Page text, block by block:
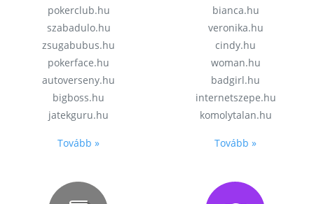
pokerclub.hu
szabadulo.hu
zsugabubus.hu
pokerface.hu
autoverseny.hu
bigboss.hu
jatekguru.hu
Tovább »
bianca.hu
veronika.hu
cindy.hu
woman.hu
badgirl.hu
internetszepe.hu
komolytalan.hu
Tovább »